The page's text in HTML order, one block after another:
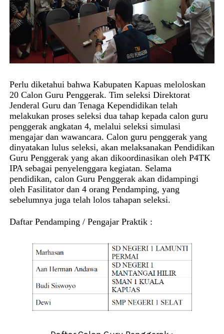
Perlu diketahui bahwa Kabupaten Kapuas meloloskan
20 Calon Guru Penggerak. Tim seleksi Direktorat
Jenderal Guru dan Tenaga Kependidikan telah
melakukan proses seleksi dua tahap kepada calon guru
penggerak angkatan 4, melalui seleksi simulasi
mengajar dan wawancara. Calon guru penggerak yang
dinyatakan lulus seleksi, akan melaksanakan Pendidikan
Guru Penggerak yang akan dikoordinasikan oleh P4TK
IPA sebagai penyelenggara kegiatan. Selama
pendidikan, calon Guru Penggerak akan didampingi
oleh Fasilitator dan 4 orang Pendamping, yang
sebelumnya juga telah lolos tahapan seleksi.
Daftar Pendamping / Pengajar Praktik :